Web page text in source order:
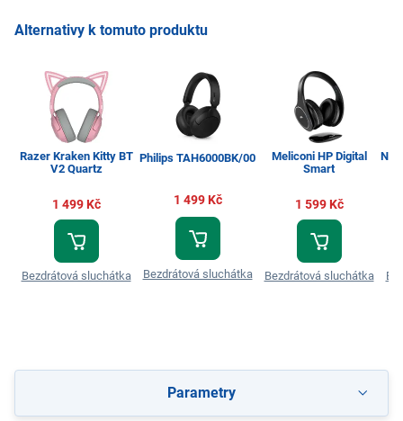
Alternativy k tomuto produktu
Razer Kraken Kitty BT
V2 Quartz
1 499 Kč
Bezdrátová sluchátka
Philips TAH6000BK/00
1 499 Kč
Bezdrátová sluchátka
Meliconi HP Digital
Smart
1 599 Kč
Bezdrátová sluchátka
Parametry